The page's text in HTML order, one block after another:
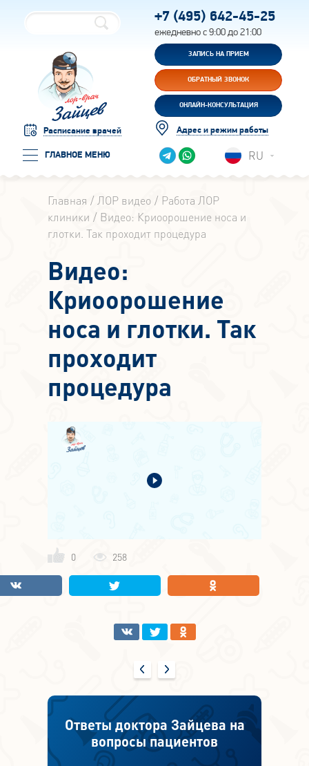
Расписание врачей
ГЛАВНОЕ МЕНЮ
+7 (495) 642-45-25
ежедневно с 9:00 до 21:00
ЗАПИСЬ НА ПРИЕМ
ОБРАТНЫЙ ЗВОНОК
ОНЛАЙН-КОНСУЛЬТАЦИЯ
Адрес и режим работы
RU
Главная ЛОР видео
Работа ЛОР
клиники
Видео: Криоорошение носа и
глотки. Так проходит процедура
Видео:
Криоорошение
носа и глотки. Так
проходит
процедура
0 258
Ответы доктора Зайцева на
вопросы пациентов